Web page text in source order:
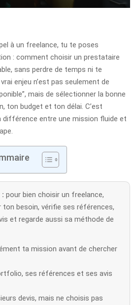
à un freelance, tu te poses
: comment choisir un prestataire
sans perdre de temps ni te
enjeu n’est pas seulement de
mais de sélectionner la bonne
ton budget et ton délai. C’est
entre une mission fluide et
pour bien choisir un freelance,
besoin, vérifie ses références,
et regarde aussi sa méthode de
ta mission avant de chercher
ses références et ses avis
devis, mais ne choisis pas